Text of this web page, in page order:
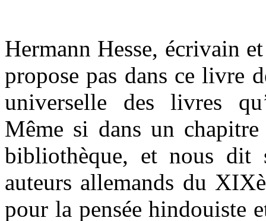
Hermann Hesse, écrivain
propose pas dans ce livre
universelle des livres
Même si dans un
bibliothèque, et nous dit
auteurs allemands du
pour la pensée hindouiste